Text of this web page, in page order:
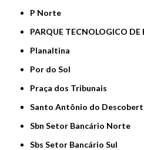
P Norte
PARQUE TECNOLOGICO
Planaltina
Por do Sol
Praça dos Tribunais
Santo Antônio do
Sbn Setor Bancário Norte
Sbs Setor Bancário Sul